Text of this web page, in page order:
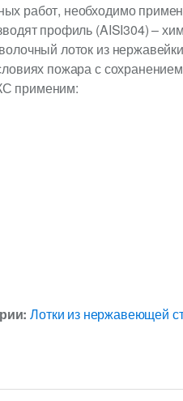
работ, необходимо
профиль (AISI304) –
лоток из
пожара с
применим:
Лотки из нержавеющей